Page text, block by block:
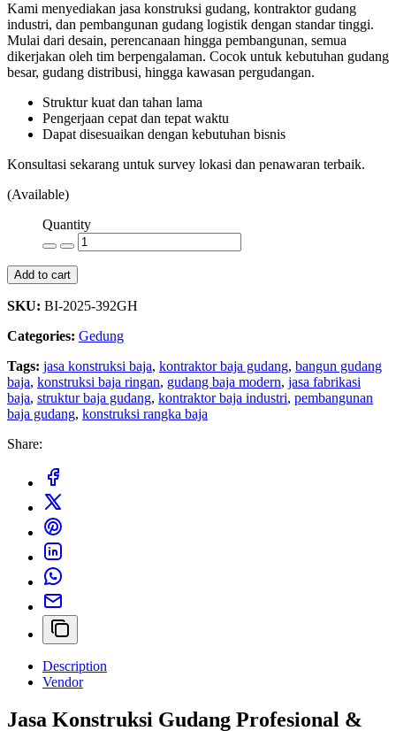
Kami menyediakan jasa konstruksi gudang, kontraktor gudang
industri, dan pembangunan gudang logistik dengan standar tinggi.
Mulai dari desain, perencanaan hingga pembangunan, semua
dikerjakan oleh tim berpengalaman. Cocok untuk kebutuhan gudang
besar, gudang distribusi, hingga kawasan pergudangan.
Struktur kuat dan tahan lama
Pengerjaan cepat dan tepat waktu
Dapat disesuaikan dengan kebutuhan bisnis
Konsultasi sekarang untuk survey lokasi dan penawaran terbaik.
(Available)
Quantity
Add to cart
SKU: BI-2025-392GH
Categories: Gedung
Tags: jasa konstruksi baja, kontraktor baja gudang, bangun gudang
baja, konstruksi baja ringan, gudang baja modern, jasa fabrikasi
baja, struktur baja gudang, kontraktor baja industri, pembangunan
baja gudang, konstruksi rangka baja
Share:
Description
Vendor
Jasa Konstruksi Gudang Profesional &